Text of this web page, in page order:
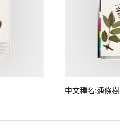
中文種名:通條樹